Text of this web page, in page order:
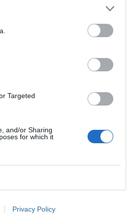
Targeted
and/or Sharing
for which it
Privacy Policy